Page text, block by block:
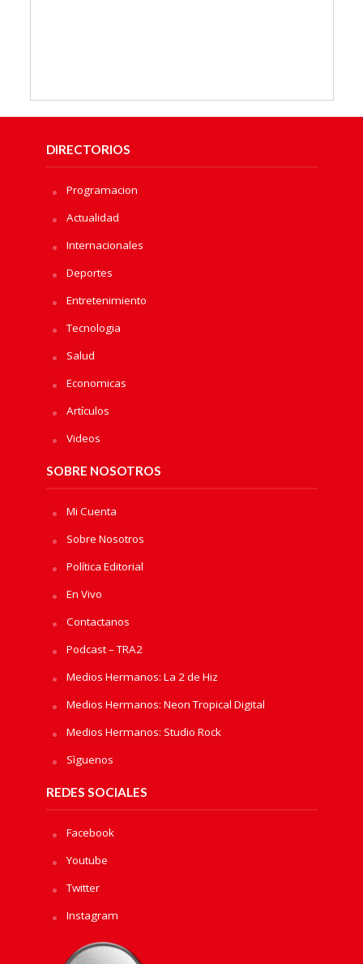
DIRECTORIOS
Programacion
Actualidad
Internacionales
Deportes
Entretenimiento
Tecnologia
Salud
Economicas
Artículos
Videos
SOBRE NOSOTROS
Mi Cuenta
Sobre Nosotros
Política Editorial
En Vivo
Contactanos
Podcast – TRA2
Medios Hermanos: La 2 de Hiz
Medios Hermanos: Neon Tropical Digital
Medios Hermanos: Studio Rock
Sìguenos
REDES SOCIALES
Facebook
Youtube
Twitter
Instagram